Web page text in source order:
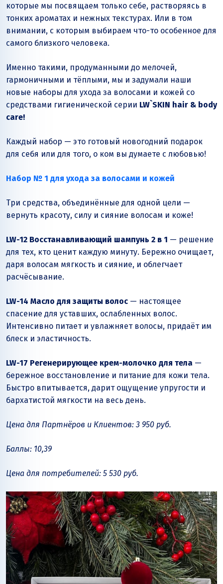
которые мы посвящаем только себе, растворяясь в
тонких ароматах и нежных текстурах. Или в том
внимании, с которым выбираем что-то особенное для
самого близкого человека.
Именно такими, продуманными до мелочей,
гармоничными и тёплыми, мы и задумали наши
новые наборы для ухода за волосами и кожей со
средствами гигиенической серии LW`SKIN hair & body
care!
Каждый набор — это готовый новогодний подарок
для себя или для того, о ком вы думаете с любовью!
Набор № 1 для ухода за волосами и кожей
Три средства, объединённые для одной цели —
вернуть красоту, силу и сияние волосам и коже!
LW-12 Восстанавливающий шампунь 2 в 1 — решение
для тех, кто ценит каждую минуту. Бережно очищает,
даря волосам мягкость и сияние, и облегчает
расчёсывание.
LW-14 Масло для защиты волос — настоящее
спасение для уставших, ослабленных волос.
Интенсивно питает и увлажняет волосы, придаёт им
блеск и эластичность.
LW-17 Регенерирующее крем-молочко для тела —
бережное восстановление и питание для кожи тела.
Быстро впитывается, дарит ощущение упругости и
бархатистой мягкости на весь день.
Цена для Партнёров и Клиентов: 3 950 руб.
Баллы: 10,39
Цена для потребителей: 5 530 руб.